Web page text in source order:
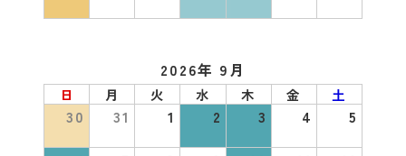
2026年 9月
日 月 火 水 木 金 土
30 31 1 2 3 4
5